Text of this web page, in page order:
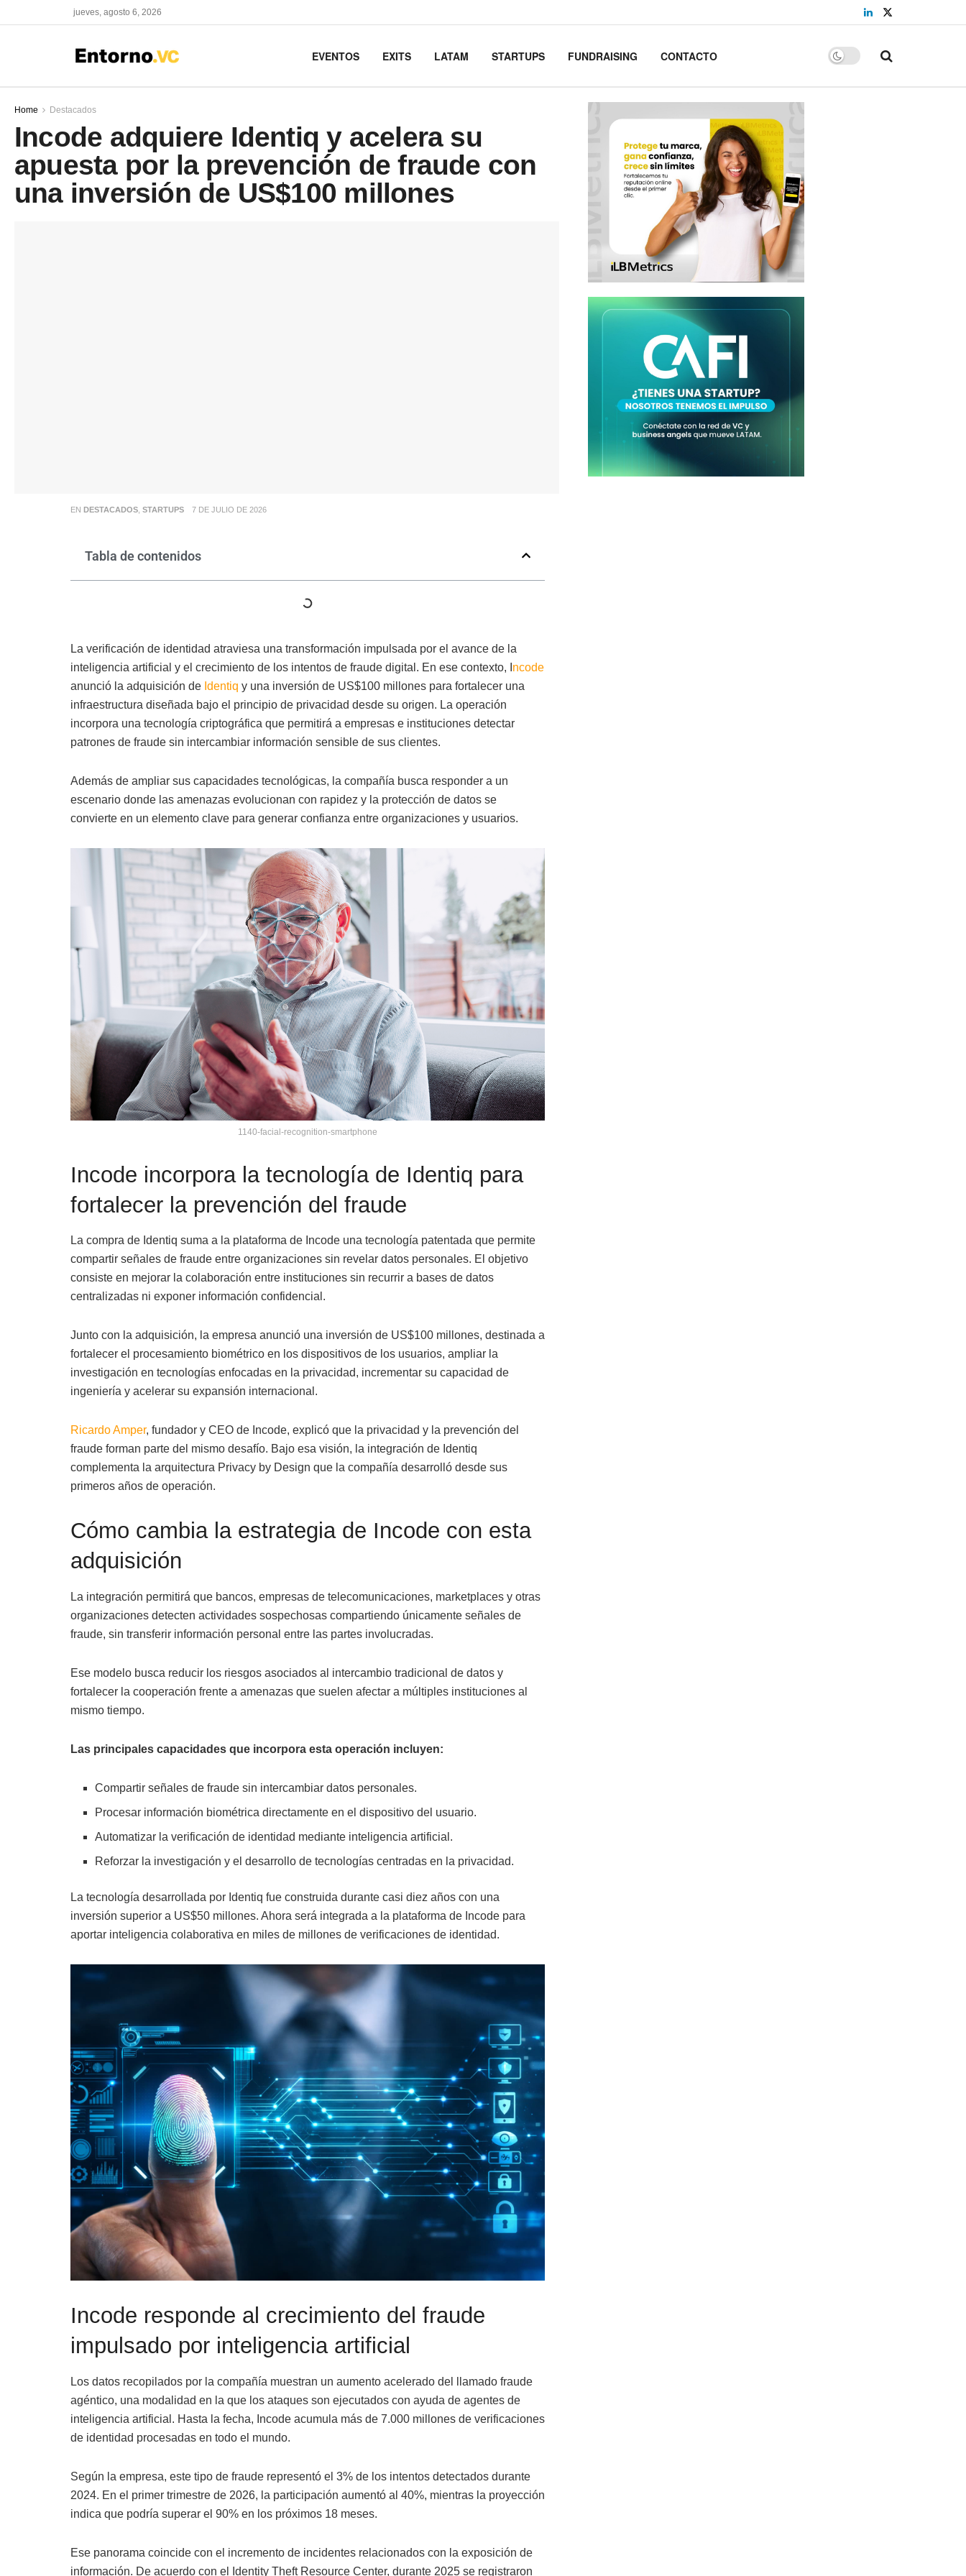
jueves, agosto 6, 2026
EVENTOS EXITS LATAM STARTUPS FUNDRAISING CONTACTO
Home Destacados
Incode adquiere Identiq y acelera su
apuesta por la prevención de fraude con
una inversión de US$100 millones
EN DESTACADOS, STARTUPS 7 DE JULIO DE 2026
Tabla de contenidos
La verificación de identidad atraviesa una transformación impulsada por el avance de la
inteligencia artificial y el crecimiento de los intentos de fraude digital. En ese contexto, I ncode
anunció la adquisición de Identiq y una inversión de US$100 millones para fortalecer una
infraestructura diseñada bajo el principio de privacidad desde su origen. La operación
incorpora una tecnología criptográfica que permitirá a empresas e instituciones detectar
patrones de fraude sin intercambiar información sensible de sus clientes.
Además de ampliar sus capacidades tecnológicas, la compañía busca responder a un
escenario donde las amenazas evolucionan con rapidez y la protección de datos se
convierte en un elemento clave para generar confianza entre organizaciones y usuarios.
1140-facial-recognition-smartphone
Incode incorpora la tecnología de Identiq para
fortalecer la prevención del fraude
La compra de Identiq suma a la plataforma de Incode una tecnología patentada que permite
compartir señales de fraude entre organizaciones sin revelar datos personales. El objetivo
consiste en mejorar la colaboración entre instituciones sin recurrir a bases de datos
centralizadas ni exponer información confidencial.
Junto con la adquisición, la empresa anunció una inversión de US$100 millones, destinada a
fortalecer el procesamiento biométrico en los dispositivos de los usuarios, ampliar la
investigación en tecnologías enfocadas en la privacidad, incrementar su capacidad de
ingeniería y acelerar su expansión internacional.
Ricardo Amper, fundador y CEO de Incode, explicó que la privacidad y la prevención del
fraude forman parte del mismo desafío. Bajo esa visión, la integración de Identiq
complementa la arquitectura Privacy by Design que la compañía desarrolló desde sus
primeros años de operación.
Cómo cambia la estrategia de Incode con esta
adquisición
La integración permitirá que bancos, empresas de telecomunicaciones, marketplaces y otras
organizaciones detecten actividades sospechosas compartiendo únicamente señales de
fraude, sin transferir información personal entre las partes involucradas.
Ese modelo busca reducir los riesgos asociados al intercambio tradicional de datos y
fortalecer la cooperación frente a amenazas que suelen afectar a múltiples instituciones al
mismo tiempo.
Las principales capacidades que incorpora esta operación incluyen:
Compartir señales de fraude sin intercambiar datos personales.
Procesar información biométrica directamente en el dispositivo del usuario.
Automatizar la verificación de identidad mediante inteligencia artificial.
Reforzar la investigación y el desarrollo de tecnologías centradas en la privacidad.
La tecnología desarrollada por Identiq fue construida durante casi diez años con una
inversión superior a US$50 millones. Ahora será integrada a la plataforma de Incode para
aportar inteligencia colaborativa en miles de millones de verificaciones de identidad.
Incode responde al crecimiento del fraude
impulsado por inteligencia artificial
Los datos recopilados por la compañía muestran un aumento acelerado del llamado fraude
agéntico, una modalidad en la que los ataques son ejecutados con ayuda de agentes de
inteligencia artificial. Hasta la fecha, Incode acumula más de 7.000 millones de verificaciones
de identidad procesadas en todo el mundo.
Según la empresa, este tipo de fraude representó el 3% de los intentos detectados durante
2024. En el primer trimestre de 2026, la participación aumentó al 40%, mientras la proyección
indica que podría superar el 90% en los próximos 18 meses.
Ese panorama coincide con el incremento de incidentes relacionados con la exposición de
información. De acuerdo con el Identity Theft Resource Center, durante 2025 se registraron